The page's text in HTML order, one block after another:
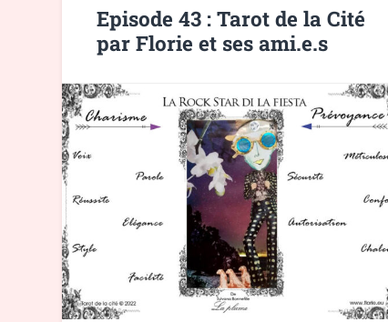
Episode 43 : Tarot de la Cité
par Florie et ses ami.e.s